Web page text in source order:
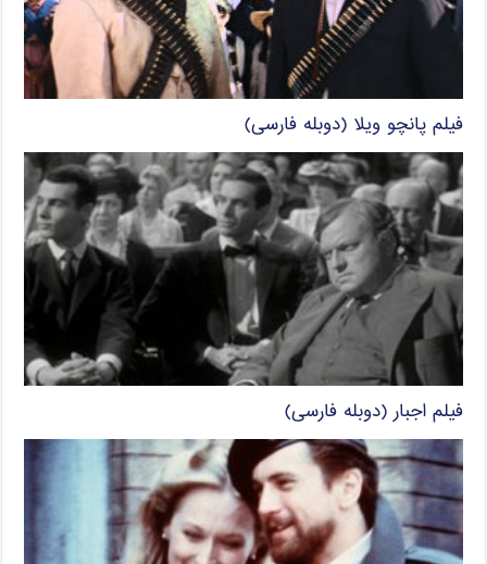
فیلم پانچو ویلا (دوبله فارسی)
فیلم اجبار (دوبله فارسی)